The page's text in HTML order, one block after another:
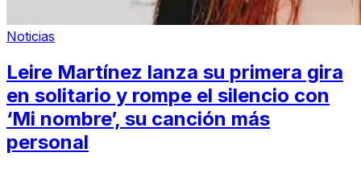
Noticias
Leire Martínez lanza su primera gira
en solitario y rompe el silencio con
‘Mi nombre’, su canción más
personal